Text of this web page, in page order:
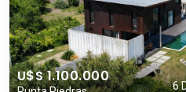
U$S 1.100.000
6